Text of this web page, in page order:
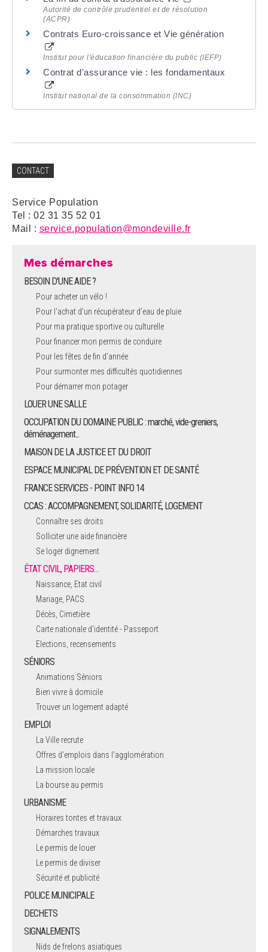
Autorité de contrôle prudentiel et de résolution
(ACPR)
Contrats Euro-croissance et Vie génération
Institut pour l'éducation financière du public (IEFP)
Contrat d'assurance vie : les fondamentaux
Institut national de la consommation (INC)
CONTACT
Service Population
Tel : 02 31 35 52 01
Mail : service.population@mondeville.fr
Mes démarches
BESOIN D'UNE AIDE ?
Pour acheter un vélo !
Pour l'achat d’un récupérateur d’eau de pluie
Pour ma pratique sportive ou culturelle
Pour financer mon permis de conduire
Pour les fêtes de fin d'année
Pour surmonter mes difficultés quotidiennes
Pour démarrer mon potager
LOUER UNE SALLE
OCCUPATION DU DOMAINE PUBLIC : marché, vide-greniers,
déménagement...
MAISON DE LA JUSTICE ET DU DROIT
ESPACE MUNICIPAL DE PRÉVENTION ET DE SANTÉ
FRANCE SERVICES - POINT INFO 14
CCAS : ACCOMPAGNEMENT, SOLIDARITÉ, LOGEMENT
Connaître ses droits
Solliciter une aide financière
Se loger dignement
ÉTAT CIVIL, PAPIERS…
Naissance, Etat civil
Mariage, PACS
Décès, Cimetière
Carte nationale d'identité - Passeport
Elections, recensements
SÉNIORS
Animations Séniors
Bien vivre à domicile
Trouver un logement adapté
EMPLOI
La Ville recrute
Offres d'emplois dans l'agglomération
La mission locale
La bourse au permis
URBANISME
Horaires tontes et travaux
Démarches travaux
Le permis de louer
Le permis de diviser
Sécurité et publicité
POLICE MUNICIPALE
DECHETS
SIGNALEMENTS
Nids de frelons asiatiques